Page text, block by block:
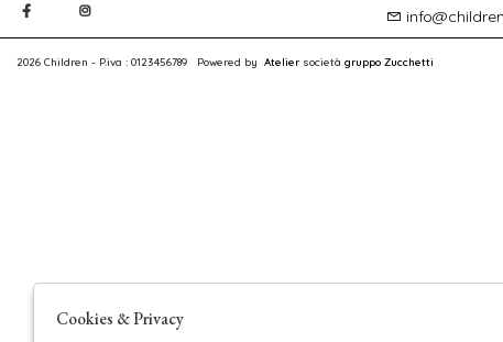
2026 Children - P.iva : 0123456789 Powered by Ateliersocietà gruppo Zucchetti
Cookies & Privacy